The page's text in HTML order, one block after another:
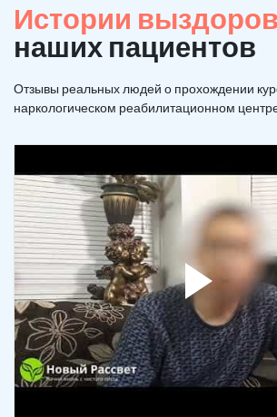
Истории
наших пациентов
Отзывы реальных людей о прохождении
наркологическом реабилитационном